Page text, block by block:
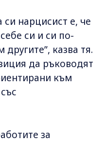
нарцисист е, че
си и си по-
казва тя.
да ръководят
към
за